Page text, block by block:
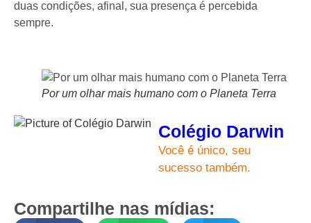
duas condições, afinal, sua presença é percebida
sempre.
Por um olhar mais humano com o Planeta Terra
Colégio Darwin
Você é único, seu
sucesso também.
Compartilhe nas mídias: